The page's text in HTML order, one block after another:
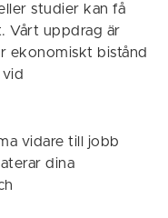
studier kan få
Vårt uppdrag är
ekonomiskt bistånd
vidare till jobb
dina